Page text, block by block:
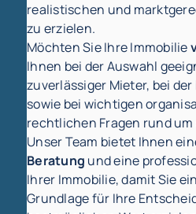
realistischen und
zu erzielen.
Möchten Sie Ihre Immobilie
Ihnen bei der Auswahl
zuverlässiger Mieter, bei
sowie bei wichtigen
rechtlichen Fragen rund um
Unser Team bietet Ihnen
Beratung und eine
Ihrer Immobilie, damit Sie
Grundlage für Ihre